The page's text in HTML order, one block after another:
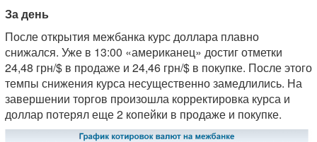
За день
После открытия межбанка курс доллара плавно
снижался. Уже в 13:00 «американец» достиг отметки
24,48 грн/$ в продаже и 24,46 грн/$ в покупке. После этого
темпы снижения курса несущественно замедлились. На
завершении торгов произошла корректировка курса и
доллар потерял еще 2 копейки в продаже и покупке.